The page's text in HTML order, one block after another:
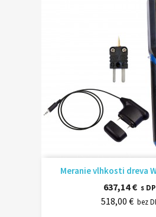
Meranie vlhkosti dreva
637,14 € s
518,00 € bez